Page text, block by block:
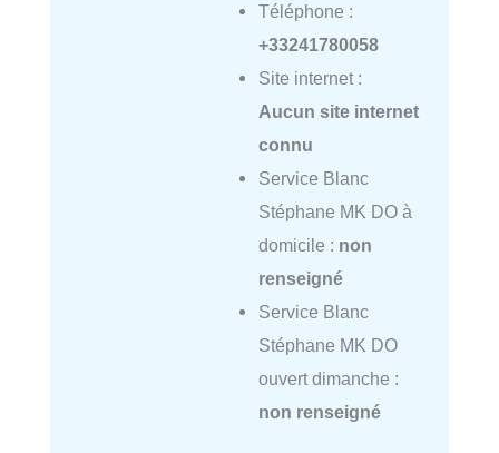
Téléphone :
+33241780058
Site internet :
Aucun site internet
connu
Service Blanc
Stéphane MK DO à
domicile : non
renseigné
Service Blanc
Stéphane MK DO
ouvert dimanche :
non renseigné